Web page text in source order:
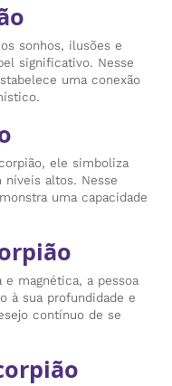
sonhos, ilusões e
significativo. Nesse
uma conexão
ele simboliza
níveis altos. Nesse
uma capacidade
magnética, a pessoa
à sua profundidade e
contínuo de se